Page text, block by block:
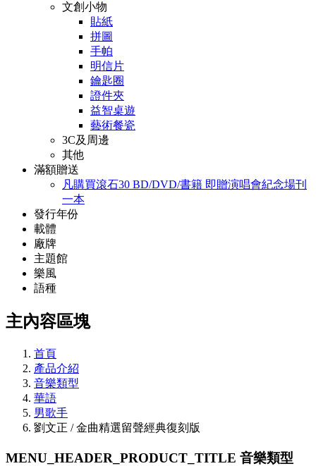
文創小物
貼紙
拼圖
手帕
明信片
鑰匙圈
證件夾
益智桌遊
藝術餐瓷
3C及周邊
其他
滿額贈送
凡購買滾石30 BD/DVD/書籍 即贈演唱會紀念場刊
一本
發行年份
載體
廠牌
主題館
樂風
語種
主內容區塊
首頁
產品介紹
音樂類型
華語
男歌手
劉文正 / 金曲精選留聲經典復刻版
MENU_HEADER_PRODUCT_TITLE 音樂類型